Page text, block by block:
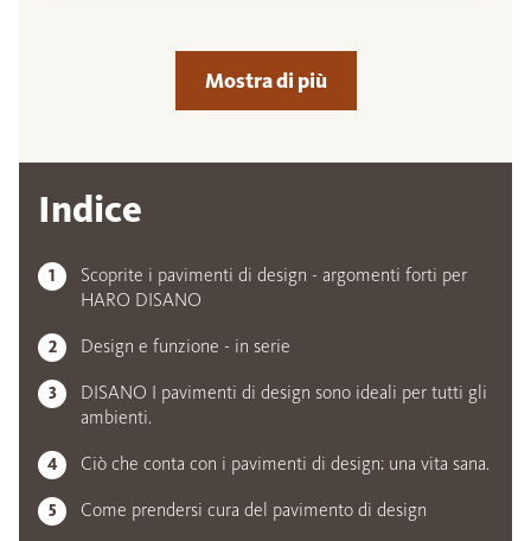
Mostra di più
Indice
Scoprite i pavimenti di design - argomenti forti per
HARO DISANO
Design e funzione - in serie
DISANO I pavimenti di design sono ideali per tutti gli
ambienti.
Ciò che conta con i pavimenti di design: una vita sana.
Come prendersi cura del pavimento di design